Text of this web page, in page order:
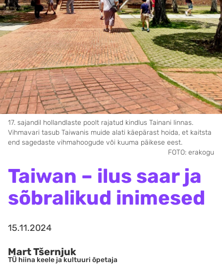
17. sajandil hollandlaste poolt rajatud kindlus Tainani linnas.
Vihmavari tasub Taiwanis muide alati käe­pärast hoida, et kaitsta
end sagedaste vihma­hoogude või kuuma päikese eest.
FOTO: erakogu
Taiwan – ilus saar ja
sõbralikud inimesed
15.11.2024
Mart Tšernjuk
TÜ hiina keele ja kultuuri õpetaja